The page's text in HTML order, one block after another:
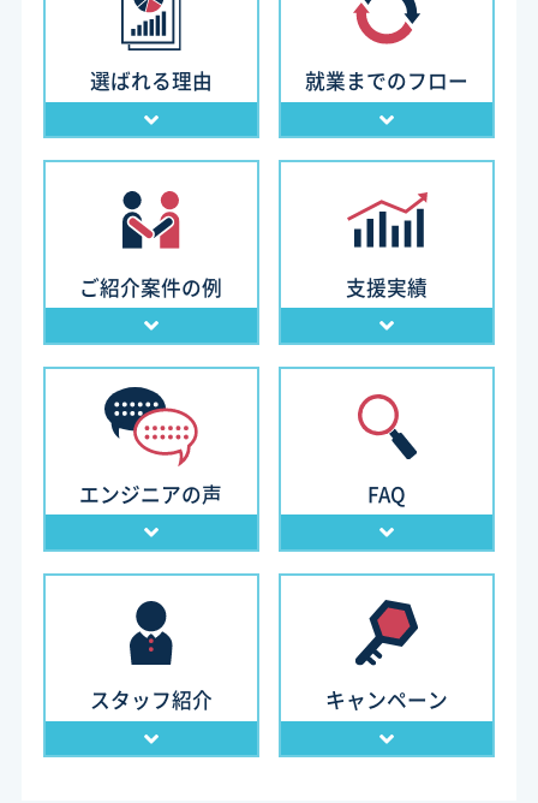
選ばれる理由 就業までのフロー
ご紹介案件の例 支援実績
エンジニアの声 FAQ
スタッフ紹介 キャンペーン